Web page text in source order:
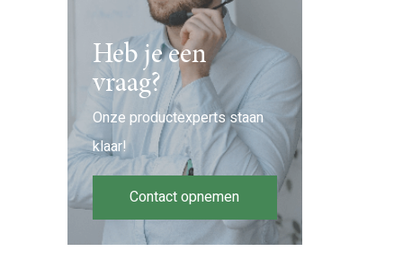
Heb je een
vraag?
Onze productexperts staan
klaar!
Contact opnemen